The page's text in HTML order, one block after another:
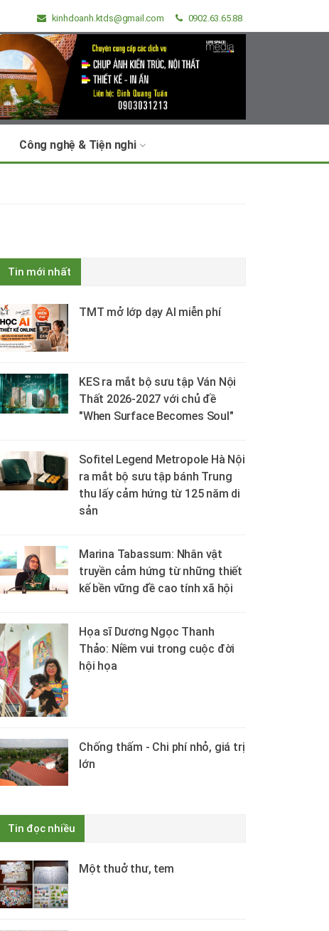
kinhdoanh.ktds@gmail.com 0902.63.65.88
Công nghệ & Tiện nghi
Tin mới nhất
TMT mở lớp dạy AI miễn phí
KES ra mắt bộ sưu tập Ván Nội
Thất 2026-2027 với chủ đề
"When Surface Becomes Soul"
Sofitel Legend Metropole Hà Nội
ra mắt bộ sưu tập bánh Trung
thu lấy cảm hứng từ 125 năm di
sản
Marina Tabassum: Nhân vật
truyền cảm hứng từ những thiết
kế bền vững đề cao tính xã hội
Họa sĩ Dương Ngọc Thanh
Thảo: Niềm vui trong cuộc đời
hội họa
Chống thấm - Chi phí nhỏ, giá trị
lớn
Tin đọc nhiều
Một thuở thư, tem